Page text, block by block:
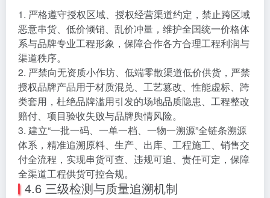
1. 严格遵守授权区域、授权经营渠道约定，禁止跨区域
恶意串货、低价倾销、乱价冲量，维护全国统一价格体
系与品牌专业工程形象，保障合作各方合理工程利润与
渠道秩序。
2. 严禁向无资质小作坊、低端零散渠道低价供货，严禁
授权品牌产品用于材质混兑、工艺篡改、性能虚标、跨
类套用，杜绝品牌滥用引发的场地品质隐患、工程整改
赔付、项目验收失败与品牌舆情风险。
3. 建立“一批一码、一单一档、一物一溯源”全链条溯源
体系，精准追溯原料、生产、出库、工程施工、销售交
付全流程，实现串货可查、违规可追、责任可定，保障
全渠道工程供货可控合规。
4.6 三级检测与质量追溯机制